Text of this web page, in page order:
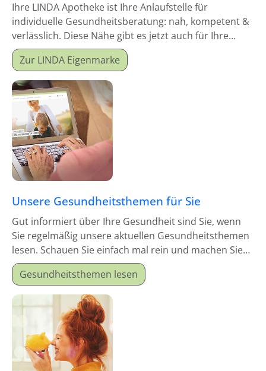
Ihre LINDA Apotheke ist Ihre Anlaufstelle für
individuelle Gesundheitsberatung: nah, kompetent &
verlässlich. Diese Nähe gibt es jetzt auch für Ihre
Hausapotheke!
Zur LINDA Eigenmarke
Unsere Gesundheitsthemen für Sie
Gut informiert über Ihre Gesundheit sind Sie, wenn
Sie regelmäßig unsere aktuellen Gesundheitsthemen
lesen. Schauen Sie einfach mal rein und machen Sie
sich schlau!
Gesundheitsthemen lesen